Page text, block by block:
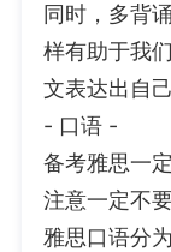
同时，多背
样有助于我
文表达出自
- 口语 -
备考雅思一
注意一定不
雅思口语分